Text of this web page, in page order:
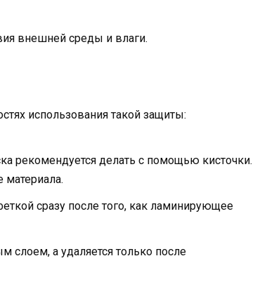
внешней среды и влаги.
использования такой защиты:
рекомендуется делать с помощью кисточки.
материала.
сразу после того, как ламинирующее
слоем, а удаляется только после